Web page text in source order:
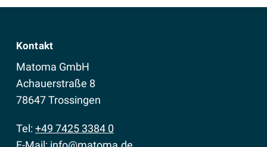
Kontakt
Matoma GmbH
Achauerstraße 8
78647 Trossingen
Tel:+49 7425 3384 0